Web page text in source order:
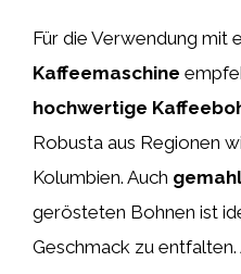
Für die Verwendung mit
Kaffeemaschine
hochwertige
Robusta aus Regionen
Kolumbien. Auch
gerösteten Bohnen ist
Geschmack zu